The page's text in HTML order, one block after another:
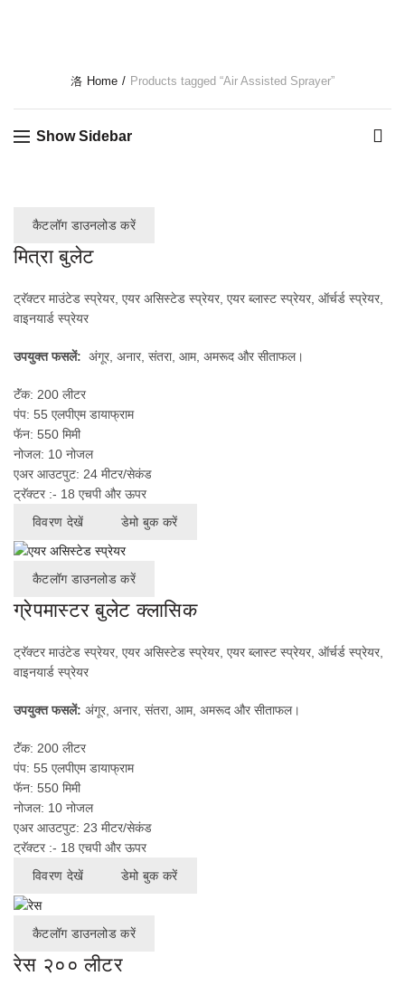
Home Products tagged “Air Assisted Sprayer”
Show Sidebar
कैटलॉग डाउनलोड करें
मित्रा बुलेट
ट्रॅक्टर माउंटेड स्प्रेयर, एयर असिस्टेड स्प्रेयर, एयर ब्लास्ट स्प्रेयर, ऑर्चर्ड स्प्रेयर,
वाइनयार्ड स्प्रेयर
उपयुक्त फसलें: अंगूर, अनार, संतरा, आम, अमरूद और सीताफल।
टॅंक: 200 लीटर
पंप: 55 एलपीएम डायाफ्राम
फॅन: 550 मिमी
नोजल: 10 नोजल
एअर आउटपुट: 24 मीटर/सेकंड
ट्रॅक्टर :- 18 एचपी और ऊपर
विवरण देखें
डेमो बुक करें
कैटलॉग डाउनलोड करें
ग्रेपमास्टर बुलेट क्लासिक
ट्रॅक्टर माउंटेड स्प्रेयर, एयर असिस्टेड स्प्रेयर, एयर ब्लास्ट स्प्रेयर, ऑर्चर्ड स्प्रेयर,
वाइनयार्ड स्प्रेयर
उपयुक्त फसलें: अंगूर, अनार, संतरा, आम, अमरूद और सीताफल।
टॅंक: 200 लीटर
पंप: 55 एलपीएम डायाफ्राम
फॅन: 550 मिमी
नोजल: 10 नोजल
एअर आउटपुट: 23 मीटर/सेकंड
ट्रॅक्टर :- 18 एचपी और ऊपर
विवरण देखें
डेमो बुक करें
कैटलॉग डाउनलोड करें
रेस २०० लीटर